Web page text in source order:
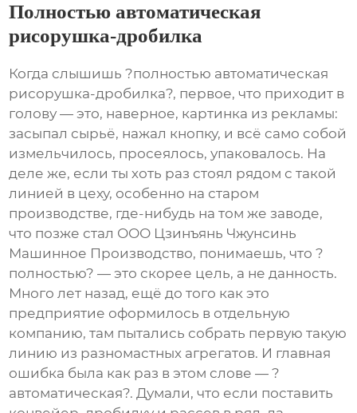
Полностью автоматическая
рисорушка-дробилка
Когда слышишь ?полностью автоматическая
рисорушка-дробилка?, первое, что приходит в
голову — это, наверное, картинка из рекламы:
засыпал сырьё, нажал кнопку, и всё само собой
измельчилось, просеялось, упаковалось. На
деле же, если ты хоть раз стоял рядом с такой
линией в цеху, особенно на старом
производстве, где-нибудь на том же заводе,
что позже стал ООО Цзинъянь Чжунсинь
Машинное Производство, понимаешь, что ?
полностью? — это скорее цель, а не данность.
Много лет назад, ещё до того как это
предприятие оформилось в отдельную
компанию, там пытались собрать первую такую
линию из разномастных агрегатов. И главная
ошибка была как раз в этом слове — ?
автоматическая?. Думали, что если поставить